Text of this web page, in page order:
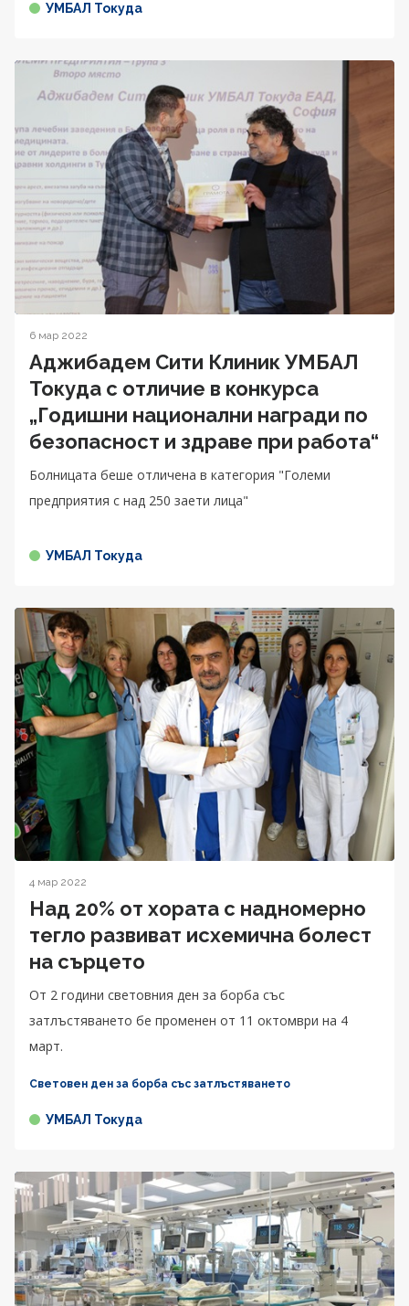
УМБАЛ Токуда
6 мар 2022
Аджибадем Сити Клиник УМБАЛ
Токуда с отличие в конкурса
„Годишни национални награди по
безопасност и здраве при работа“
Болницата беше отличена в категория "Големи
предприятия с над 250 заети лица"
УМБАЛ Токуда
4 мар 2022
Над 20% от хората с надномерно
тегло развиват исхемична болест
на сърцето
От 2 години световния ден за борба със
затлъстяването бе променен от 11 октомври на 4
март.
Световен ден за борба със затлъстяването
УМБАЛ Токуда